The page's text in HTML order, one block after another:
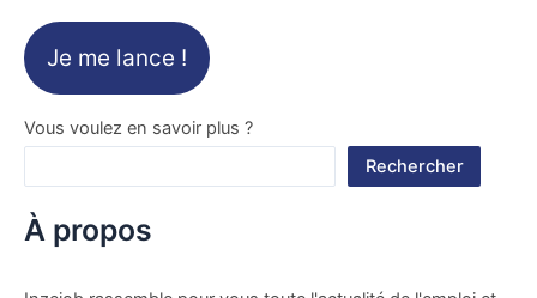
Je me lance !
Vous voulez en savoir plus ?
Rechercher
À propos